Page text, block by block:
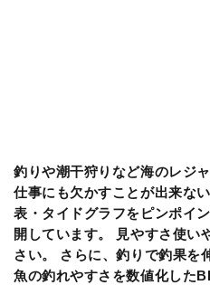
釣りや潮干狩りなど海のレジ
仕事にも欠かすことが出来な
表・タイドグラフをピンポイ
開しています。 見やすさ使い
さい。 さらに、釣りで釣果を
魚の釣れやすさを数値化した